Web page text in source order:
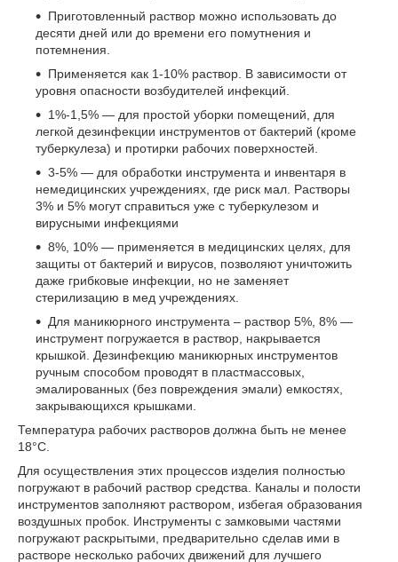
Приготовленный раствор можно использовать до
десяти дней или до времени его помутнения и
потемнения.
Применяется как 1-10% раствор. В зависимости от
уровня опасности возбудителей инфекций.
1%-1,5% ― для простой уборки помещений, для
легкой дезинфекции инструментов от бактерий (кроме
туберкулеза) и протирки рабочих поверхностей.
3-5% ― для обработки инструмента и инвентаря в
немедицинских учреждениях, где риск мал. Растворы
3% и 5% могут справиться уже с туберкулезом и
вирусными инфекциями
8%, 10% ― применяется в медицинских целях, для
защиты от бактерий и вирусов, позволяют уничтожить
даже грибковые инфекции, но не заменяет
стерилизацию в мед учреждениях.
Для маникюрного инструмента – раствор 5%, 8% ―
инструмент погружается в раствор, накрывается
крышкой. Дезинфекцию маникюрных инструментов
ручным способом проводят в пластмассовых,
эмалированных (без повреждения эмали) емкостях,
закрывающихся крышками.
Температура рабочих растворов должна быть не менее
18°С.
Для осуществления этих процессов изделия полностью
погружают в рабочий раствор средства. Каналы и полости
инструментов заполняют раствором, избегая образования
воздушных пробок. Инструменты с замковыми частями
погружают раскрытыми, предварительно сделав ими в
растворе несколько рабочих движений для лучшего